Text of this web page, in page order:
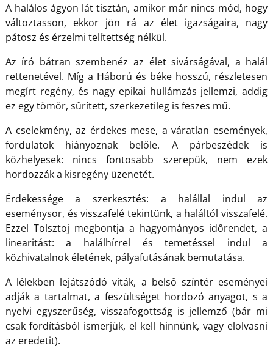
A halálos ágyon lát tisztán, amikor már nincs mód, hogy
változtasson, ekkor jön rá az élet igazságaira, nagy
pátosz és érzelmi telítettség nélkül.
Az író bátran szembenéz az élet sivárságával, a halál
rettenetével. Míg a Háború és béke hosszú, részletesen
megírt regény, és nagy epikai hullámzás jellemzi, addig
ez egy tömör, sűrített, szerkezetileg is feszes mű.
A cselekmény, az érdekes mese, a váratlan események,
fordulatok hiányoznak belőle. A párbeszédek is
közhelyesek: nincs fontosabb szerepük, nem ezek
hordozzák a kisregény üzenetét.
Érdekessége a szerkesztés: a halállal indul az
eseménysor, és visszafelé tekintünk, a haláltól visszafelé.
Ezzel Tolsztoj megbontja a hagyományos időrendet, a
linearitást: a halálhírrel és temetéssel indul a
közhivatalnok életének, pályafutásának bemutatása.
A lélekben lejátszódó viták, a belső színtér eseményei
adják a tartalmat, a feszültséget hordozó anyagot, s a
nyelvi egyszerűség, visszafogottság is jellemző (bár mi
csak fordításból ismerjük, el kell hinnünk, vagy elolvasni
az eredetit).